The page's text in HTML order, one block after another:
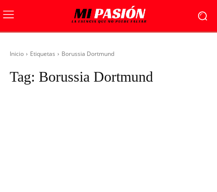
Inicio Etiquetas Borussia Dortmund
Tag: Borussia Dortmund